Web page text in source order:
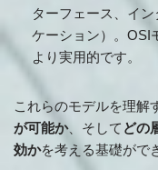
ターフェース、イ
ケーション）。OSI
より実用的です。
これらのモデルを理解
が可能か、そして どの
効かを考える基礎がで